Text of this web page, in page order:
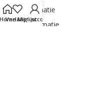
Retourinformatie
Verzendinformatie
Verlanglijst
Mijn account